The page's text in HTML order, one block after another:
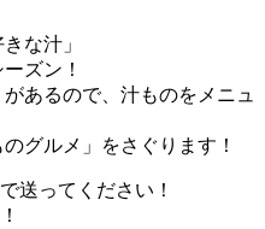
な汁」
ズン！
あるので、汁ものをメニュ
グルメ」をさぐります！
送ってください！